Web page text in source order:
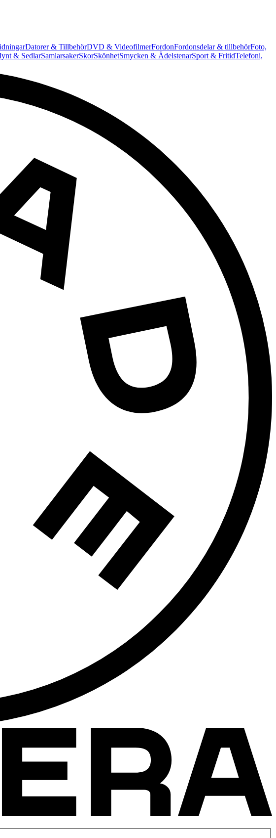
Datorer & TillbehörDVD & VideofilmerFordonFordonsdelar & tillbehörFoto,
& SedlarSamlarsakerSkorSkönhetSmycken & ÄdelstenarSport & FritidTelefoni,